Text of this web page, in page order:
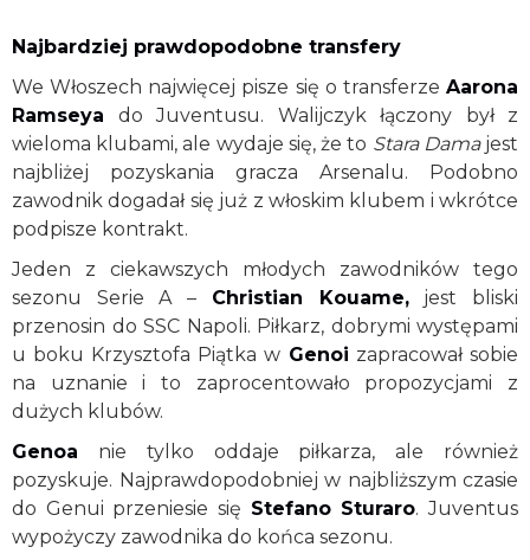
Najbardziej prawdopodobne transfery
We Włoszech najwięcej pisze się o transferze Aarona
Ramseya do Juventusu. Walijczyk łączony był z
wieloma klubami, ale wydaje się, że to Stara Damajest
najbliżej pozyskania gracza Arsenalu. Podobno
zawodnik dogadał się już z włoskim klubem i wkrótce
podpisze kontrakt.
Jeden z ciekawszych młodych zawodników tego
sezonu Serie A – Christian Kouame,jest bliski
przenosin do SSC Napoli. Piłkarz, dobrymi występami
u boku Krzysztofa Piątka w Genoi zapracował sobie
na uznanie i to zaprocentowało propozycjami z
dużych klubów.
Genoa nie tylko oddaje piłkarza, ale również
pozyskuje. Najprawdopodobniej w najbliższym czasie
do Genui przeniesie się Stefano Sturaro. Juventus
wypożyczy zawodnika do końca sezonu.